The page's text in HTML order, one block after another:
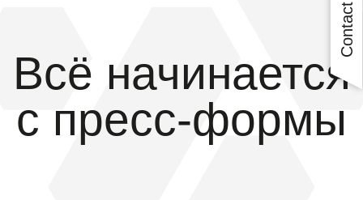
Всё начинается
с пресс-формы
Contact